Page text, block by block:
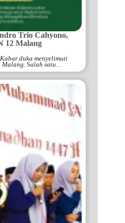
Trio Cahyono,
12 Malang
duka menyelimuti
Salah satu…